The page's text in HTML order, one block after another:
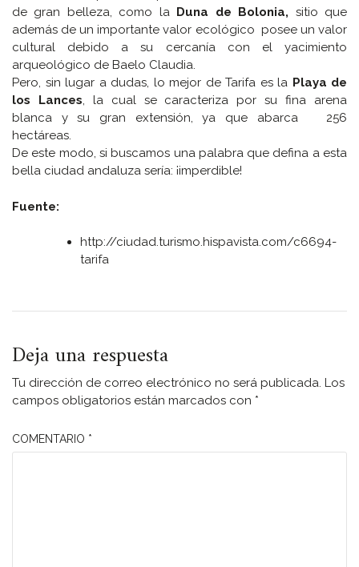
de gran belleza, como la Duna de Bolonia, sitio que
además de un importante valor ecológico posee un valor
cultural debido a su cercanía con el yacimiento
arqueológico de Baelo Claudia.
Pero, sin lugar a dudas, lo mejor de Tarifa es la Playa de
los Lances, la cual se caracteriza por su fina arena
blanca y su gran extensión, ya que abarca 256
hectáreas.
De este modo, si buscamos una palabra que defina a esta
bella ciudad andaluza sería: ¡imperdible!
Fuente:
http://ciudad.turismo.hispavista.com/c6694-
tarifa
Deja una respuesta
Tu dirección de correo electrónico no será publicada. Los
campos obligatorios están marcados con *
COMENTARIO *